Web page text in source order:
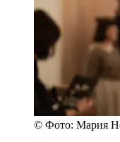
© Фото: Мария